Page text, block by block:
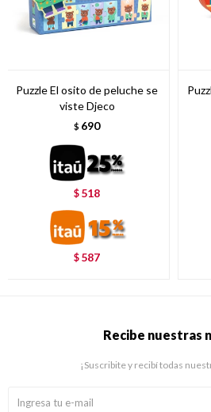
Puzzle El osito de peluche se
viste Djeco
$ 690
$ 518
$ 587
Recibe nuestras
¡Suscribite y recibí todas